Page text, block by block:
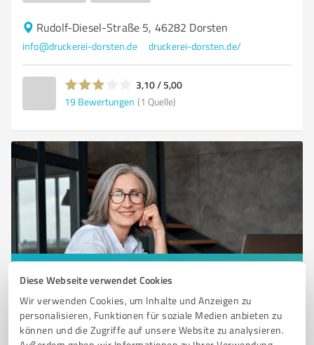
Diese Webseite verwendet Cookies
Wir verwenden Cookies, um Inhalte und Anzeigen zu
personalisieren, Funktionen für soziale Medien anbieten zu
können und die Zugriffe auf unsere Website zu analysieren.
Rudolf-Diesel-Straße 5, 46282 Dorsten
info@druckerei-dorsten.de druckerei-dorsten.de/
3,10 / 5,00
19 Bewertungen (1 Quelle)
Sie möchten auch hier gelistet werden?
Registrieren Sie sich jetzt und werden Sie ein von
Kunden empfohlener ProvenExpert!